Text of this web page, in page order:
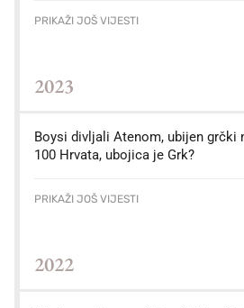
PRIKAŽI JOŠ VIJESTI
2023
Boysi divljali Atenom, ubijen grčki
100 Hrvata, ubojica je Grk?
PRIKAŽI JOŠ VIJESTI
2022